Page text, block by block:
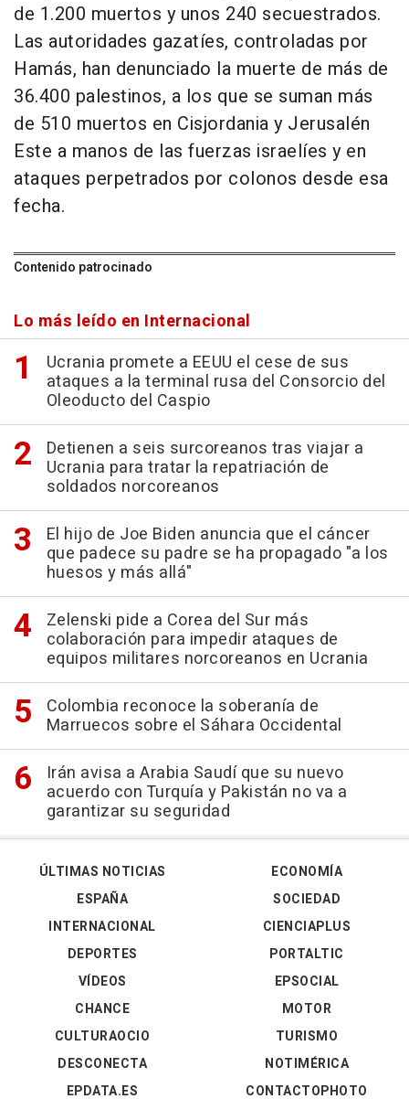
de 1.200 muertos y unos 240 secuestrados.
Las autoridades gazatíes, controladas por
Hamás, han denunciado la muerte de más de
36.400 palestinos, a los que se suman más
de 510 muertos en Cisjordania y Jerusalén
Este a manos de las fuerzas israelíes y en
ataques perpetrados por colonos desde esa
fecha.
Contenido patrocinado
Lo más leído en Internacional
Ucrania promete a EEUU el cese de sus
ataques a la terminal rusa del Consorcio del
Oleoducto del Caspio
Detienen a seis surcoreanos tras viajar a
Ucrania para tratar la repatriación de
soldados norcoreanos
El hijo de Joe Biden anuncia que el cáncer
que padece su padre se ha propagado "a los
huesos y más allá"
Zelenski pide a Corea del Sur más
colaboración para impedir ataques de
equipos militares norcoreanos en Ucrania
Colombia reconoce la soberanía de
Marruecos sobre el Sáhara Occidental
Irán avisa a Arabia Saudí que su nuevo
acuerdo con Turquía y Pakistán no va a
garantizar su seguridad
ÚLTIMAS NOTICIAS
ESPAÑA
INTERNACIONAL
DEPORTES
VÍDEOS
ECONOMÍA
SOCIEDAD
CIENCIAPLUS
PORTALTIC
EPSOCIAL
CHANCE
CULTURAOCIO
DESCONECTA
EPDATA.ES
MOTOR
TURISMO
NOTIMÉRICA
CONTACTOPHOTO